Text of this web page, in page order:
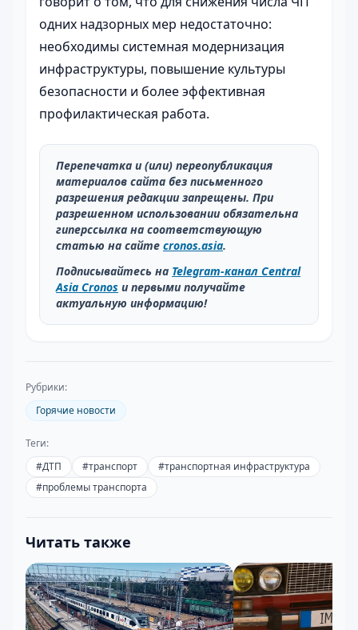
одних надзорных мер недостаточно:
необходимы системная модернизация
инфраструктуры, повышение культуры
безопасности и более эффективная
профилактическая работа.
Перепечатка и (или) переопубликация
материалов сайта без письменного
разрешения редакции запрещены. При
разрешенном использовании обязательна
гиперссылка на соответствующую
статью на сайте cronos.asia.
Подписывайтесь на Telegram-канал Central
Asia Cronos и первыми получайте
актуальную информацию!
Рубрики:
Горячие новости
Теги:
#ДТП #транспорт #транспортная инфраструктура
#проблемы транспорта
Читать также